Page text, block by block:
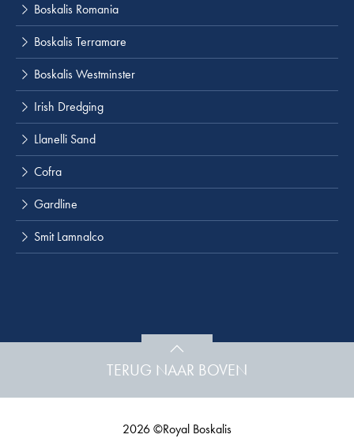
Boskalis Romania
Boskalis Terramare
Boskalis Westminster
Irish Dredging
Llanelli Sand
Cofra
Gardline
Smit Lamnalco
TERUG NAAR BOVEN
2026 ©Royal Boskalis